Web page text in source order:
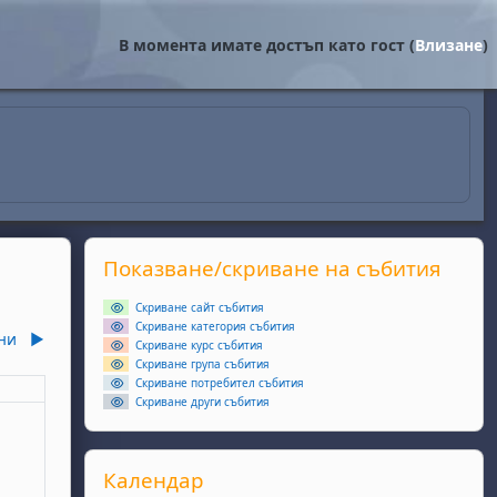
В момента имате достъп като гост (Влизане)
▶︎
2 майнеделя, 3 май
Supplementary blocks
Прескочи Показване/скриване на събития
Показване/скриване на събития
Скриване сайт събития
Скриване категория събития
Скриване курс събития
Скриване група събития
Скриване потребител събития
Скриване други събития
Прескочи Календар
Календар